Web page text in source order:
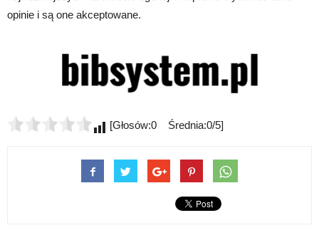
opinie i są one akceptowane.
[Głosów:0 Średnia:0/5]